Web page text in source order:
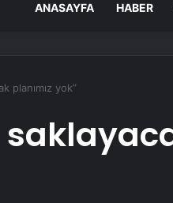
ANASAYFA HABER
planımız yok”